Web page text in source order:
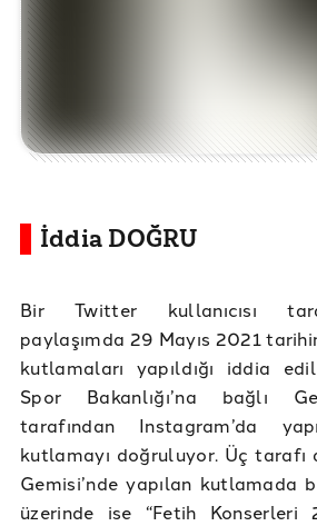
İddia DOĞRU
Bir Twitter kullanıcısı
paylaşımda 29 Mayıs 2021
kutlamaları yapıldığı iddia
Spor Bakanlığı’na bağlı
tarafından Instagram’da
kutlamayı doğruluyor. Üç tarafı
Gemisi’nde yapılan kutlamada
üzerinde ise “Fetih Konserleri